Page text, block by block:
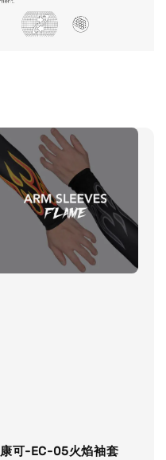
康可-EC-05火焰袖套